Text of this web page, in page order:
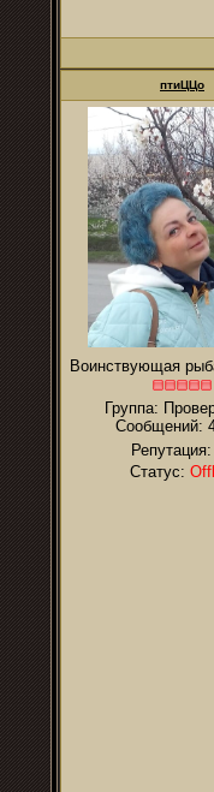
птиЦЦо
Воинствующая
Группа:
Сообщений:
Репутация:
Статус: